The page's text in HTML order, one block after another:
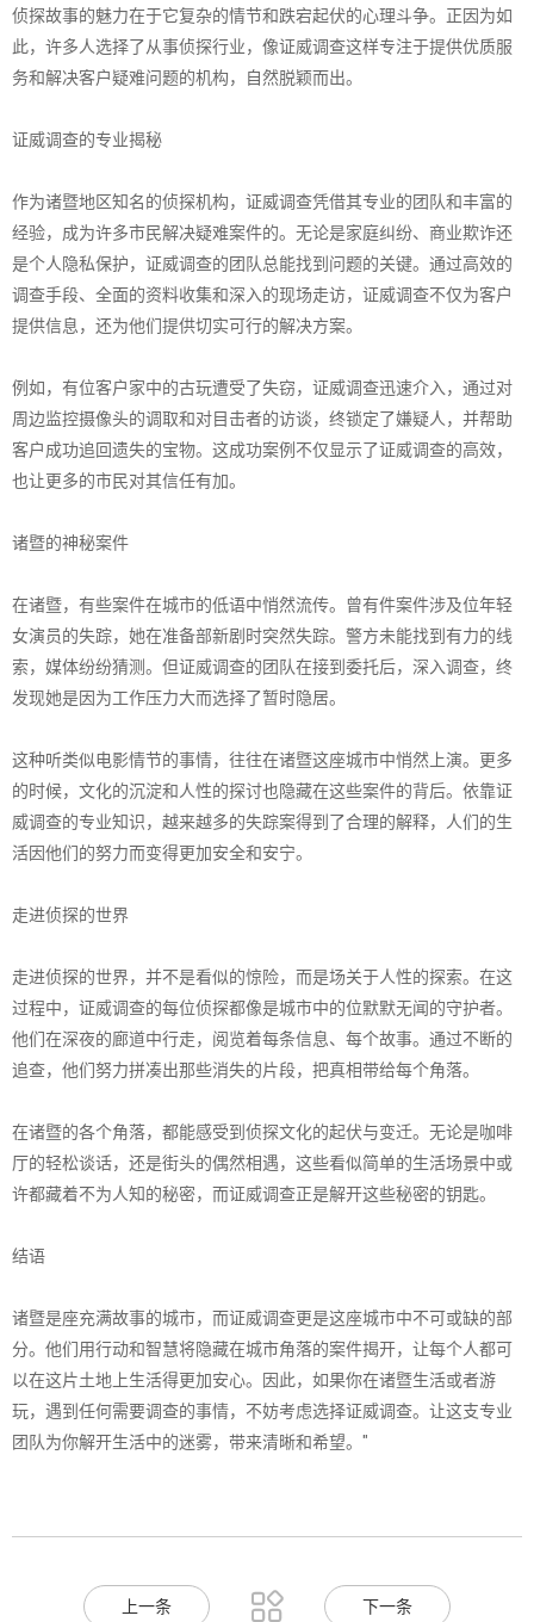
侦探故事的魅力在于它复杂的情节和跌宕起伏的心理斗争。正因为如
此，许多人选择了从事侦探行业，像证威调查这样专注于提供优质服
务和解决客户疑难问题的机构，自然脱颖而出。
证威调查的专业揭秘
作为诸暨地区知名的侦探机构，证威调查凭借其专业的团队和丰富的
经验，成为许多市民解决疑难案件的。无论是家庭纠纷、商业欺诈还
是个人隐私保护，证威调查的团队总能找到问题的关键。通过高效的
调查手段、全面的资料收集和深入的现场走访，证威调查不仅为客户
提供信息，还为他们提供切实可行的解决方案。
例如，有位客户家中的古玩遭受了失窃，证威调查迅速介入，通过对
周边监控摄像头的调取和对目击者的访谈，终锁定了嫌疑人，并帮助
客户成功追回遗失的宝物。这成功案例不仅显示了证威调查的高效，
也让更多的市民对其信任有加。
诸暨的神秘案件
在诸暨，有些案件在城市的低语中悄然流传。曾有件案件涉及位年轻
女演员的失踪，她在准备部新剧时突然失踪。警方未能找到有力的线
索，媒体纷纷猜测。但证威调查的团队在接到委托后，深入调查，终
发现她是因为工作压力大而选择了暂时隐居。
这种听类似电影情节的事情，往往在诸暨这座城市中悄然上演。更多
的时候，文化的沉淀和人性的探讨也隐藏在这些案件的背后。依靠证
威调查的专业知识，越来越多的失踪案得到了合理的解释，人们的生
活因他们的努力而变得更加安全和安宁。
走进侦探的世界
走进侦探的世界，并不是看似的惊险，而是场关于人性的探索。在这
过程中，证威调查的每位侦探都像是城市中的位默默无闻的守护者。
他们在深夜的廊道中行走，阅览着每条信息、每个故事。通过不断的
追查，他们努力拼凑出那些消失的片段，把真相带给每个角落。
在诸暨的各个角落，都能感受到侦探文化的起伏与变迁。无论是咖啡
厅的轻松谈话，还是街头的偶然相遇，这些看似简单的生活场景中或
许都藏着不为人知的秘密，而证威调查正是解开这些秘密的钥匙。
结语
诸暨是座充满故事的城市，而证威调查更是这座城市中不可或缺的部
分。他们用行动和智慧将隐藏在城市角落的案件揭开，让每个人都可
以在这片土地上生活得更加安心。因此，如果你在诸暨生活或者游
玩，遇到任何需要调查的事情，不妨考虑选择证威调查。让这支专业
团队为你解开生活中的迷雾，带来清晰和希望。"
上一条  下一条